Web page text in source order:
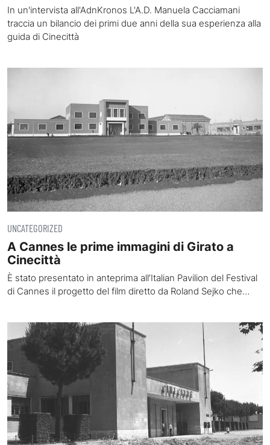
In un'intervista all'AdnKronos L'A.D. Manuela Cacciamani
traccia un bilancio dei primi due anni della sua esperienza alla
guida di Cinecittà
UNCATEGORIZED
A Cannes le prime immagini di Girato a
Cinecittà
È stato presentato in anteprima all’Italian Pavilion del Festival
di Cannes il progetto del film diretto da Roland Sejko che…